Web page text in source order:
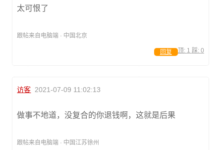
太可恨了
跟帖来自电脑端 · 中国北京
顶: 1 踩: 0
回复
访客 2021-07-09 11:02:13
做事不地道，没复合的你退钱啊，这就是后果
跟帖来自电脑端 · 中国江苏徐州